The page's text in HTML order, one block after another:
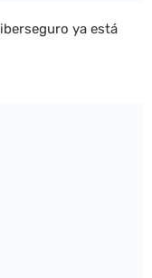
ya está